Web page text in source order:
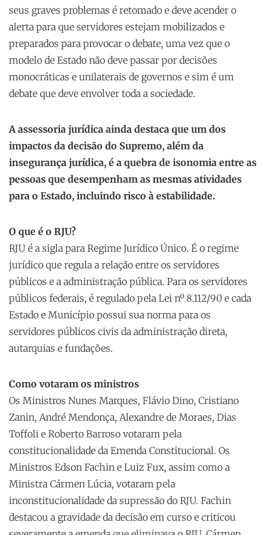
seus graves problemas é retomado e deve acender o
alerta para que servidores estejam mobilizados e
preparados para provocar o debate, uma vez que o
modelo de Estado não deve passar por decisões
monocráticas e unilaterais de governos e sim é um
debate que deve envolver toda a sociedade.
A assessoria jurídica ainda destaca que um dos
impactos da decisão do Supremo, além da
insegurança jurídica, é a quebra de isonomia entre as
pessoas que desempenham as mesmas atividades
para o Estado, incluindo risco à estabilidade.
O que é o RJU?
RJU é a sigla para Regime Jurídico Único. É o regime
jurídico que regula a relação entre os servidores
públicos e a administração pública. Para os servidores
públicos federais, é regulado pela Lei nº 8.112/90 e cada
Estado e Município possui sua norma para os
servidores públicos civis da administração direta,
autarquias e fundações.
Como votaram os ministros
Os Ministros Nunes Marques, Flávio Dino, Cristiano
Zanin, André Mendonça, Alexandre de Moraes, Dias
Toffoli e Roberto Barroso votaram pela
constitucionalidade da Emenda Constitucional. Os
Ministros Edson Fachin e Luiz Fux, assim como a
Ministra Cármen Lúcia, votaram pela
inconstitucionalidade da supressão do RJU. Fachin
destacou a gravidade da decisão em curso e criticou